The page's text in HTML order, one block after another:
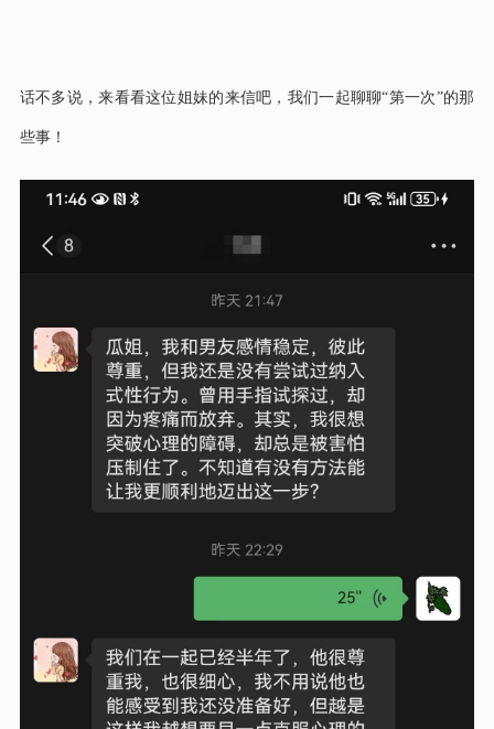
话不多说，来看看这位姐妹的来信吧，我们一起聊聊“第一次”的那
些事！